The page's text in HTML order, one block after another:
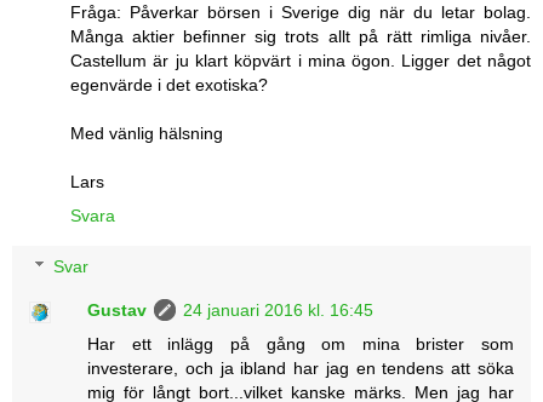
Fråga: Påverkar börsen i Sverige dig när du letar bolag.
Många aktier befinner sig trots allt på rätt rimliga nivåer.
Castellum är ju klart köpvärt i mina ögon. Ligger det något
egenvärde i det exotiska?
Med vänlig hälsning
Lars
Svara
Svar
Gustav
24 januari 2016 kl. 16:45
Har ett inlägg på gång om mina brister som
investerare, och ja ibland har jag en tendens att söka
mig för långt bort...vilket kanske märks. Men jag har